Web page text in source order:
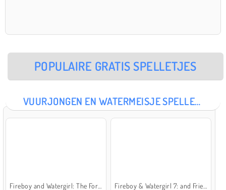
POPULAIRE GRATIS SPELLETJES
VUURJONGEN EN WATERMEISJE SPELLETJES